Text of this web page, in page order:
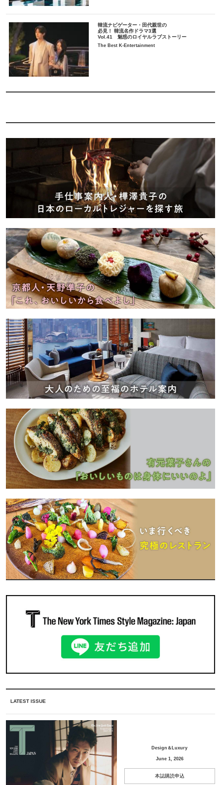
韓流ナビゲーター・田代親世の
必見！ 韓流名作ドラマ3選
Vol.41 魅惑のロイヤルラブストーリー
The Best K-Entertainment
LATEST ISSUE
Design＆Luxury
June 1, 2026
本誌購読申込